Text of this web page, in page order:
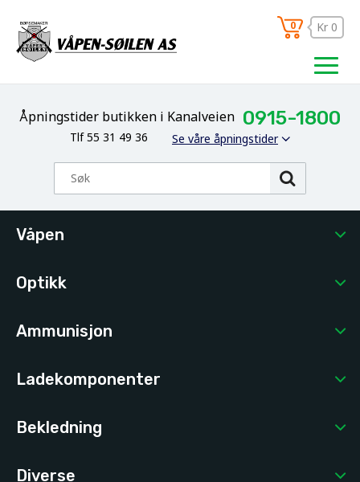
Åpningstider butikken i Kanalveien 0915-1800
Tlf 55 31 49 36 Se våre åpningstider
0 Kr 0
Våpen
Optikk
Ammunisjon
Ladekomponenter
Bekledning
Diverse